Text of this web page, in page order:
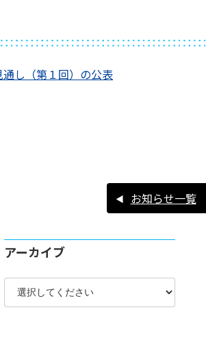
し（第１回）の公表
お知らせ一覧
アーカイブ